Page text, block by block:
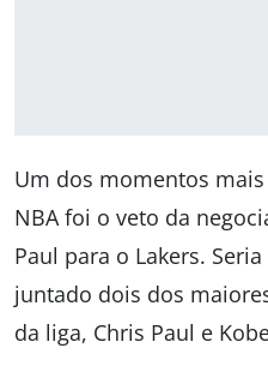
Um dos momentos
NBA foi o veto da
Paul para o Lakers.
juntado dois dos
da liga, Chris Paul e